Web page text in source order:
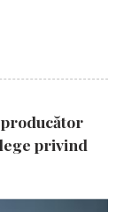
privind